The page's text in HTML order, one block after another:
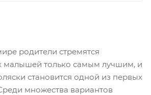
родители стремятся
малышей только самым лучшим, и
становится одной из первых
множества вариантов